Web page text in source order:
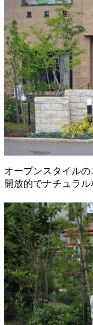
オープンスタイルの
開放的でナチュラル